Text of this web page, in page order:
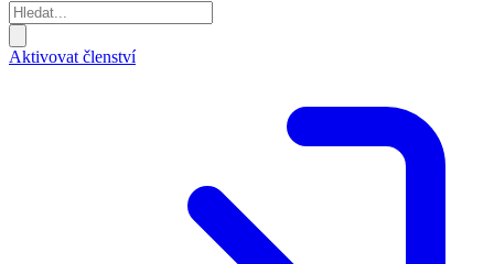
Aktivovat členství